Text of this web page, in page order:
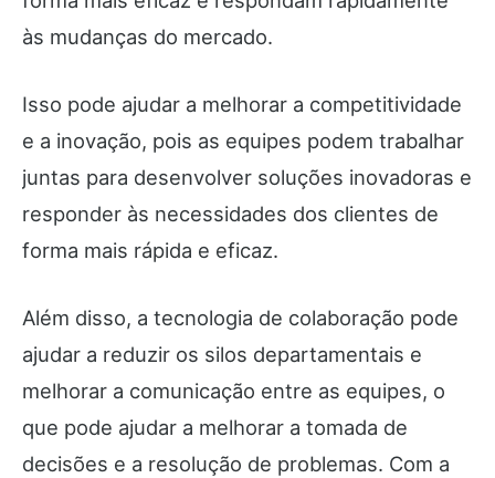
às mudanças do mercado.
Isso pode ajudar a melhorar a competitividade
e a inovação, pois as equipes podem trabalhar
juntas para desenvolver soluções inovadoras e
responder às necessidades dos clientes de
forma mais rápida e eficaz.
Além disso, a tecnologia de colaboração pode
ajudar a reduzir os silos departamentais e
melhorar a comunicação entre as equipes, o
que pode ajudar a melhorar a tomada de
decisões e a resolução de problemas. Com a